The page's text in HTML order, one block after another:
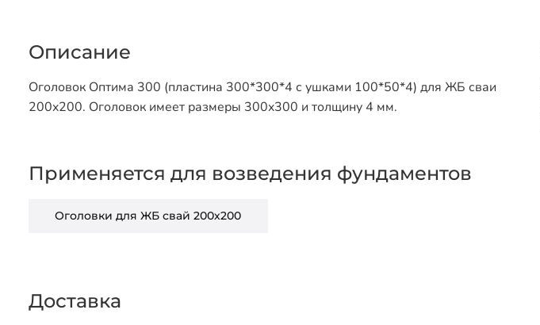
Описание
Оголовок Оптима 300 (пластина 300*300*4 с ушками 100*50*4) для ЖБ сваи
200x200. Оголовок имеет размеры 300x300 и толщину 4 мм.
Применяется для возведения фундаментов
Оголовки для ЖБ свай 200х200
Доставка